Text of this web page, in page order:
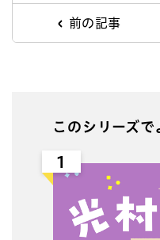
前の記事
このシリーズ
1